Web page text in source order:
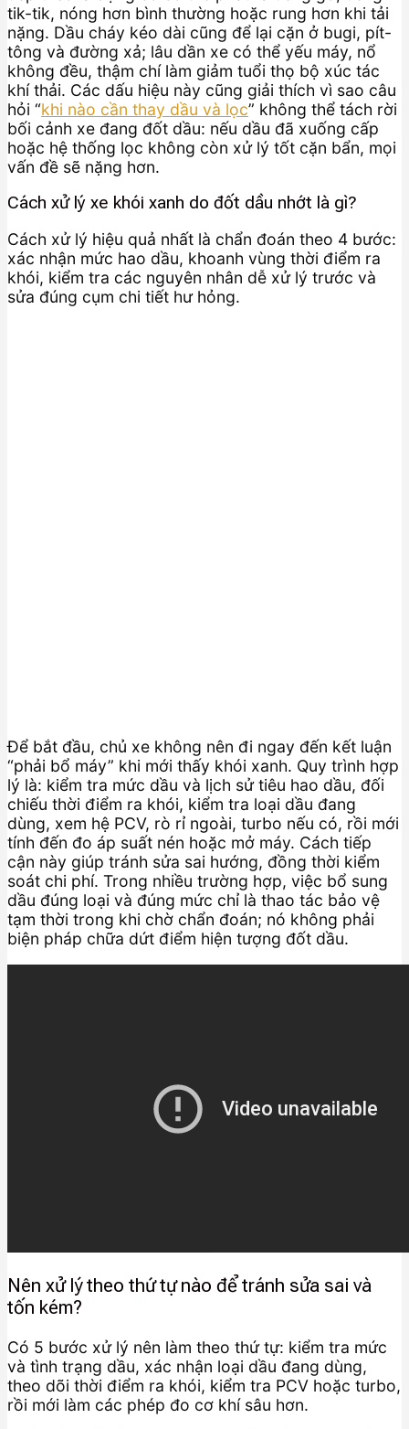
tik-tik, nóng hơn bình thường hoặc rung hơn khi tải
nặng. Dầu cháy kéo dài cũng để lại cặn ở bugi, pít-
tông và đường xả; lâu dần xe có thể yếu máy, nổ
không đều, thậm chí làm giảm tuổi thọ bộ xúc tác
khí thải. Các dấu hiệu này cũng giải thích vì sao câu
hỏi “khi nào cần thay dầu và lọc” không thể tách rời
bối cảnh xe đang đốt dầu: nếu dầu đã xuống cấp
hoặc hệ thống lọc không còn xử lý tốt cặn bẩn, mọi
vấn đề sẽ nặng hơn.
Cách xử lý xe khói xanh do đốt dầu nhớt là gì?
Cách xử lý hiệu quả nhất là chẩn đoán theo 4 bước:
xác nhận mức hao dầu, khoanh vùng thời điểm ra
khói, kiểm tra các nguyên nhân dễ xử lý trước và
sửa đúng cụm chi tiết hư hỏng.
Để bắt đầu, chủ xe không nên đi ngay đến kết luận
“phải bổ máy” khi mới thấy khói xanh. Quy trình hợp
lý là: kiểm tra mức dầu và lịch sử tiêu hao dầu, đối
chiếu thời điểm ra khói, kiểm tra loại dầu đang
dùng, xem hệ PCV, rò rỉ ngoài, turbo nếu có, rồi mới
tính đến đo áp suất nén hoặc mở máy. Cách tiếp
cận này giúp tránh sửa sai hướng, đồng thời kiểm
soát chi phí. Trong nhiều trường hợp, việc bổ sung
dầu đúng loại và đúng mức chỉ là thao tác bảo vệ
tạm thời trong khi chờ chẩn đoán; nó không phải
biện pháp chữa dứt điểm hiện tượng đốt dầu.
Nên xử lý theo thứ tự nào để tránh sửa sai và
tốn kém?
Có 5 bước xử lý nên làm theo thứ tự: kiểm tra mức
và tình trạng dầu, xác nhận loại dầu đang dùng,
theo dõi thời điểm ra khói, kiểm tra PCV hoặc turbo,
rồi mới làm các phép đo cơ khí sâu hơn.